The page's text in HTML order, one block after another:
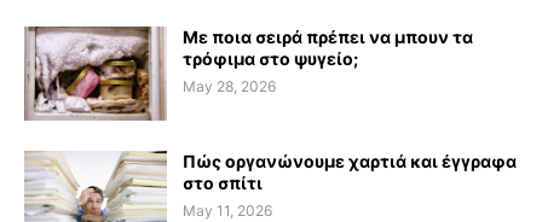
Με ποια σειρά πρέπει να μπουν τα
τρόφιμα στο ψυγείο;
May 28, 2026
Πώς οργανώνουμε χαρτιά και έγγραφα
στο σπίτι
May 11, 2026